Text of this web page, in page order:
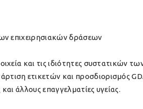
επιχειρησιακών δράσεων
και τις ιδιότητες
ετικετών και προσδιορισμός
άλλους επαγγελματίες υγείας.